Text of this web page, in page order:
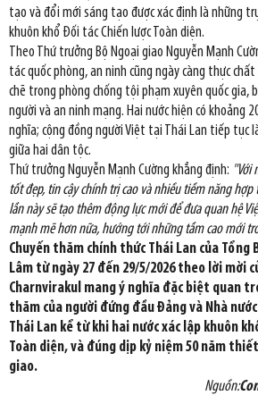
tạo và đổi mới sáng tạo được xác định là những
khuôn khổ Đối tác Chiến lược Toàn diện.
Theo Thứ trưởng Bộ Ngoại giao Nguyễn Mạnh
tác quốc phòng, an ninh cũng ngày càng thực
chẽ trong phòng chống tội phạm xuyên quốc gia,
người và an ninh mạng. Hai nước hiện có khoảng
nghĩa; cộng đồng người Việt tại Thái Lan tiếp tục
giữa hai dân tộc.
Thứ trưởng Nguyễn Mạnh Cường khẳng định: "Với
tốt đẹp, tin cậy chính trị cao và nhiều tiềm năng hợp
lần này sẽ tạo thêm động lực mới để đưa quan hệ
mạnh mẽ hơn nữa, hướng tới những tầm cao mới
Chuyến thăm chính thức Thái Lan của Tổng
Lâm từ ngày 27 đến 29/5/2026 theo lời mời
Charnvirakul mang ý nghĩa đặc biệt quan
thăm của người đứng đầu Đảng và Nhà
Thái Lan kể từ khi hai nước xác lập khuôn
Toàn diện, và đúng dịp kỷ niệm 50 năm
giao.
Nguồn: